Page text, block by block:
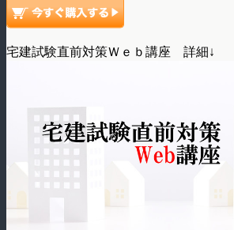
宅建試験直前対策Ｗｅｂ講座 詳細↓